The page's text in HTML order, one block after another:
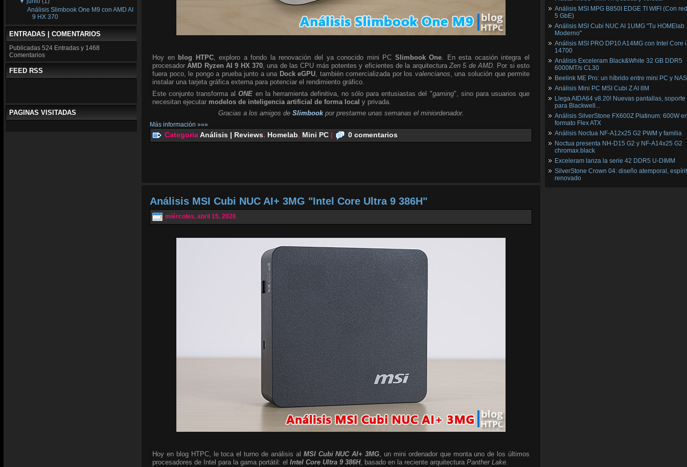
Análisis Slimbook One M9 con AMD AI
9 HX 370
ENTRADAS | COMENTARIOS
Publicadas 524 Entradas y 1468
Comentarios
FEED RSS
PAGINAS VISITADAS
Hoy en blog HTPC, exploro a fondo la renovación del ya conocido mini PC Slimbook One. En esta ocasión integra el
procesadorAMD Ryzen AI 9 HX 370, una de las CPU más potentes y eficientes de la arquitecturaZen 5 de AMD. Por si esto
fuera poco, le pongo a prueba junto a una Dock eGPU, también comercializada por los valencianos, una solución que permite
instalar una tarjeta gráfica externa para potenciar el rendimiento gráfico.
Este conjunto transforma alONE en la herramienta definitiva, no sólo para entusiastas del "gaming", sino para usuarios que
necesitan ejecutar modelos de inteligencia artificial de forma local y privada.
Gracias a los amigos de Slimbook por prestarme unas semanas el miniordenador.
Más información »»»
CategoriaAnálisis | Reviews, Homelab, Mini PC | 0 comentarios
Análisis MSI Cubi NUC AI+ 3MG "Intel Core Ultra 9 386H"
miércoles, abril 15, 2026
Hoy en blog HTPC, le toca el turno de análisis al MSI Cubi NUC AI+ 3MG, un mini ordenador que monta uno de los últimos
procesadores de Intel para la gama portátil: el Intel Core Ultra 9 386H, basado en la reciente arquitectura Panther Lake.
Análisis MSI MPG B850I EDGE TI WIFI (Con
5 GbE)
Análisis MSI Cubi NUC AI 1UMG "Tu HOMElab
Moderno"
Análisis MSI PRO DP10 A14MG con Intel Core
14700
Análisis Exceleram Black&White 32 GB DDR5
6000MT/s CL30
Beelink ME Pro: un híbrido entre mini PC y NAS
Análisis Mini PC MSI Cubi Z AI 8M
Llega AIDA64 v8.20! Nuevas pantallas, soporte
para Blackwell...
Análisis SilverStone FX600Z Platinum: 600W
formato Flex ATX
Análisis Noctua NF-A12x25 G2 PWM y familia
Noctua presenta NH-D15 G2 y NF-A14x25 G2
chromax.black
Exceleram lanza la serie 42 DDR5 U-DIMM
SilverStone Crown 04: diseño atemporal,
renovado